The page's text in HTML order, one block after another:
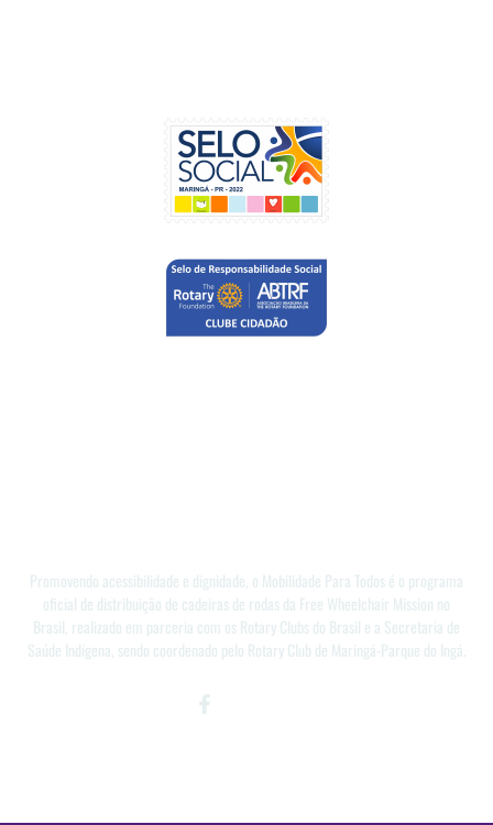
Promovendo acessibilidade e dignidade, o Mobilidade Para Todos é o programa
oficial de distribuição de cadeiras de rodas da Free Wheelchair Mission no
Brasil, realizado em parceria com os Rotary Clubs do Brasil e a Secretaria de
Saúde Indígena, sendo coordenado pelo Rotary Club de Maringá-Parque do Ingá.
Facebook-